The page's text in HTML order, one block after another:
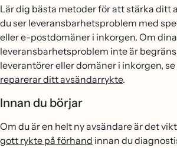
Lär dig bästa metoder för att stärka ditt
du ser leveransbarhetsproblem med
eller e-postdomäner i inkorgen. Om dina
leveransbarhetsproblem inte är
leverantörer eller domäner i inkorgen,
reparerar ditt avsändarrykte.
Innan du börjar
Om du är en helt ny avsändare är det
gott rykte på förhand innan du